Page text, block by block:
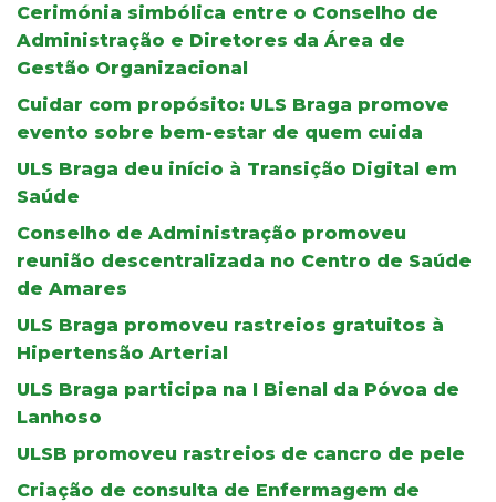
Cerimónia simbólica entre o Conselho de
Administração e Diretores da Área de
Gestão Organizacional
Cuidar com propósito: ULS Braga promove
evento sobre bem-estar de quem cuida
ULS Braga deu início à Transição Digital em
Saúde
Conselho de Administração promoveu
reunião descentralizada no Centro de Saúde
de Amares
ULS Braga promoveu rastreios gratuitos à
Hipertensão Arterial
ULS Braga participa na I Bienal da Póvoa de
Lanhoso
ULSB promoveu rastreios de cancro de pele
Criação de consulta de Enfermagem de